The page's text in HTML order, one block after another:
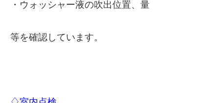
・ウォッシャー液の吹出位置、量
等を確認しています。